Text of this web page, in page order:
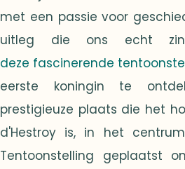
met een passie voor
uitleg die ons echt
deze fascinerende
eerste koningin te
prestigieuze plaats die het
d'Hestroy is, in het
Tentoonstelling geplaatst